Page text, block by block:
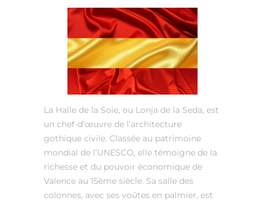
La Halle de la Soie, ou Lonja de la Seda, est
un chef-d’œuvre de l’architecture
gothique civile. Classée au patrimoine
mondial de l’UNESCO, elle témoigne de la
richesse et du pouvoir économique de
Valence au 15ème siècle. Sa salle des
colonnes, avec ses voûtes en palmier, est